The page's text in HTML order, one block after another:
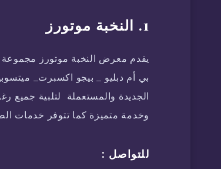
1. النخبة موتورز
يقدم معرض النخبة موتورز مجموعة
بي أم دبليو _ بيجو اكسبرت_
الجديدة والمستعملة لتلبية جميع
وخدمة متميزة كما تتوفر خدمات
للتواصل :